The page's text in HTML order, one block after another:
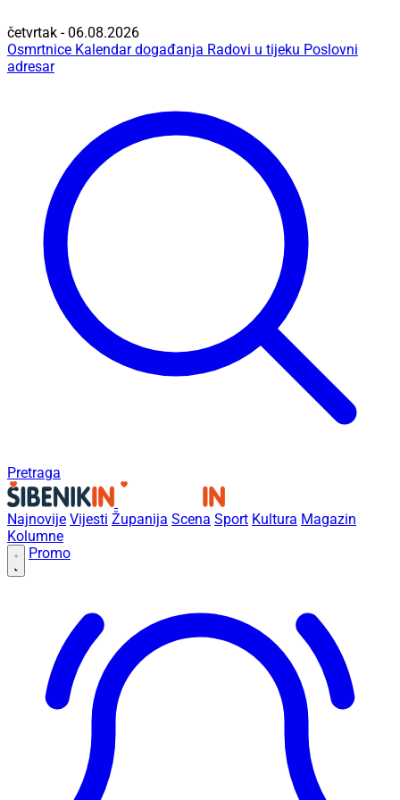
četvrtak - 06.08.2026
Osmrtnice Kalendar događanja Radovi u tijeku Poslovni
adresar
Pretraga
Najnovije Vijesti Županija Scena Sport Kultura Magazin
Kolumne
Promo